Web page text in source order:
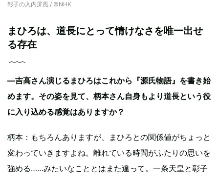
彰子の入内屏風 / ©︎NHK
まひろは、道長にとって情けなさを唯一出せ
る存在
―吉高さん演じるまひろはこれから『源氏物語』を書き始
めます。その姿を見て、柄本さん自身もより道長という役
に入り込める感覚はありますか？
柄本：もちろんありますが、まひろとの関係値がちょっと
変わっていきますよね。離れている時間がふたりの思いを
強める……みたいなこととはまた違って。一条天皇と彰子